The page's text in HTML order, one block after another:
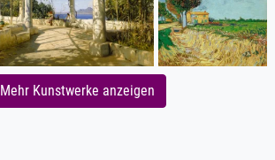
Mehr Kunstwerke anzeigen